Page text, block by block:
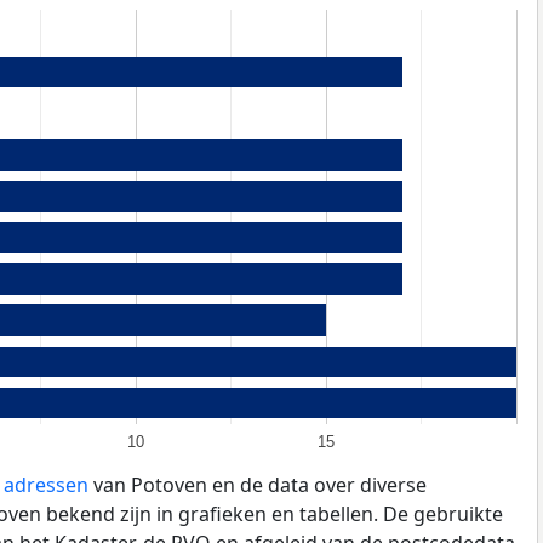
10 15
van Potoven en de data over diverse
bekend zijn in grafieken en tabellen. De gebruikte